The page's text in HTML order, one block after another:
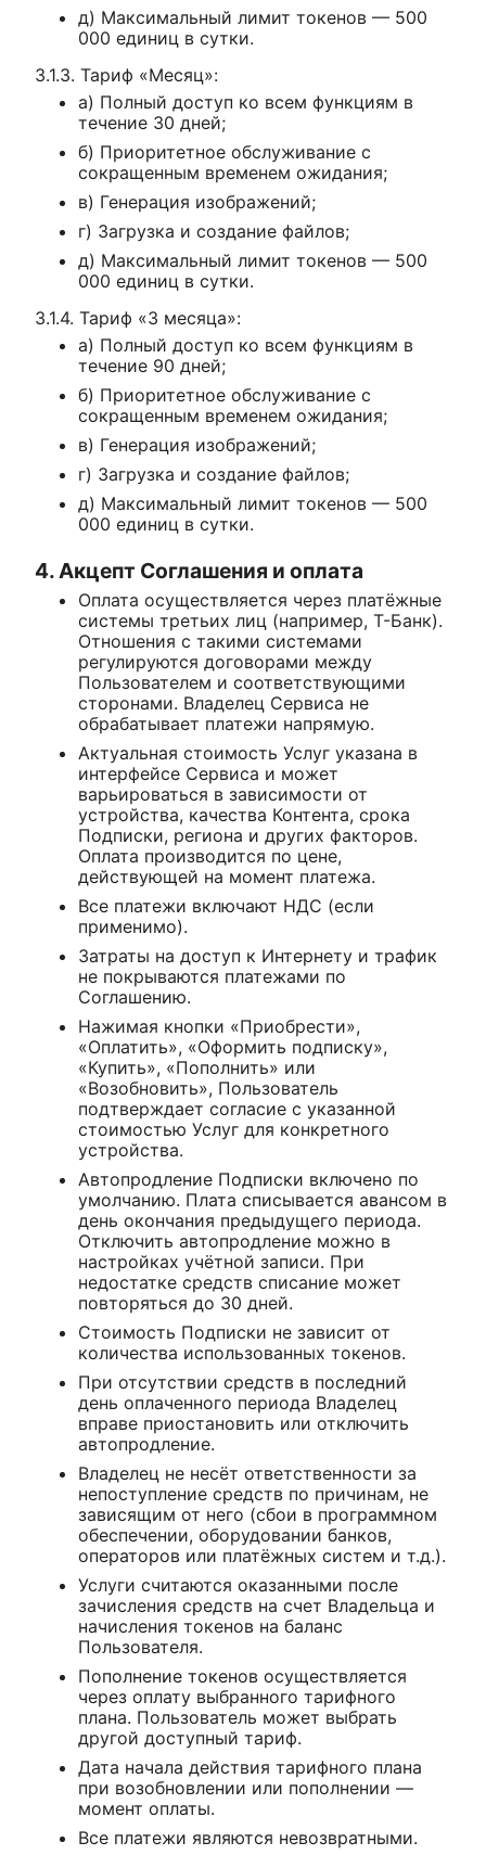
д) Максимальный лимит токенов — 500
000 единиц в сутки.
3.1.3. Тариф «Месяц»:
а) Полный доступ ко всем функциям в
течение 30 дней;
б) Приоритетное обслуживание с
сокращенным временем ожидания;
в) Генерация изображений;
г) Загрузка и создание файлов;
д) Максимальный лимит токенов — 500
000 единиц в сутки.
3.1.4. Тариф «3 месяца»:
а) Полный доступ ко всем функциям в
течение 90 дней;
б) Приоритетное обслуживание с
сокращенным временем ожидания;
в) Генерация изображений;
г) Загрузка и создание файлов;
д) Максимальный лимит токенов — 500
000 единиц в сутки.
4. Акцепт Соглашения и оплата
Оплата осуществляется через платёжные
системы третьих лиц (например, Т-Банк).
Отношения с такими системами
регулируются договорами между
Пользователем и соответствующими
сторонами. Владелец Сервиса не
обрабатывает платежи напрямую.
Актуальная стоимость Услуг указана в
интерфейсе Сервиса и может
варьироваться в зависимости от
устройства, качества Контента, срока
Подписки, региона и других факторов.
Оплата производится по цене,
действующей на момент платежа.
Все платежи включают НДС (если
применимо).
Затраты на доступ к Интернету и трафик
не покрываются платежами по
Соглашению.
Нажимая кнопки «Приобрести»,
«Оплатить», «Оформить подписку»,
«Купить», «Пополнить» или
«Возобновить», Пользователь
подтверждает согласие с указанной
стоимостью Услуг для конкретного
устройства.
Автопродление Подписки включено по
умолчанию. Плата списывается авансом в
день окончания предыдущего периода.
Отключить автопродление можно в
настройках учётной записи. При
недостатке средств списание может
повторяться до 30 дней.
Стоимость Подписки не зависит от
количества использованных токенов.
При отсутствии средств в последний
день оплаченного периода Владелец
вправе приостановить или отключить
автопродление.
Владелец не несёт ответственности за
непоступление средств по причинам, не
зависящим от него (сбои в программном
обеспечении, оборудовании банков,
операторов или платёжных систем и т.д.).
Услуги считаются оказанными после
зачисления средств на счет Владельца и
начисления токенов на баланс
Пользователя.
Пополнение токенов осуществляется
через оплату выбранного тарифного
плана. Пользователь может выбрать
другой доступный тариф.
Дата начала действия тарифного плана
при возобновлении или пополнении —
момент оплаты.
Все платежи являются невозвратными.